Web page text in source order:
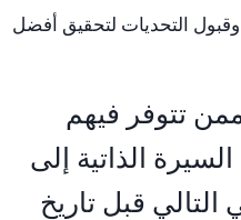
التحديات لتحقيق أفضل
تتوفر فيهم
الذاتية إلى
التالي قبل تاريخ